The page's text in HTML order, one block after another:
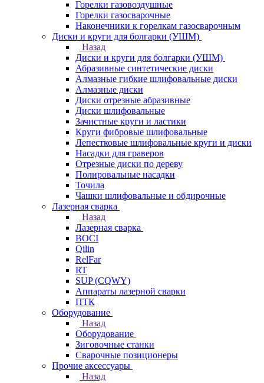
Горелки газовоздушные
Горелки газосварочные
Наконечники к горелкам газосварочным
Диски и круги для болгарки (УШМ)
Назад
Диски и круги для болгарки (УШМ)
Абразивные синтетические диски
Алмазные гибкие шлифовальные диски
Алмазные диски
Диски отрезные абразивные
Диски шлифовальные
Зачистные круги и ластики
Круги фибровые шлифовальные
Лепестковые шлифовальные круги и диски
Насадки для граверов
Отрезные диски по дереву
Полировальные насадки
Точила
Чашки шлифовальные и обдирочные
Лазерная сварка
Назад
Лазерная сварка
BOCI
Qilin
RelFar
RT
SUP (CQWY)
Аппараты лазерной сварки
ПТК
Оборудование
Назад
Оборудование
Зиговочные станки
Сварочные позиционеры
Прочие аксессуары
Назад